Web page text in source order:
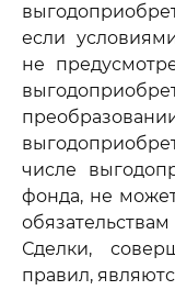
если
не
числе
фонда, не
Сделки,
правил,